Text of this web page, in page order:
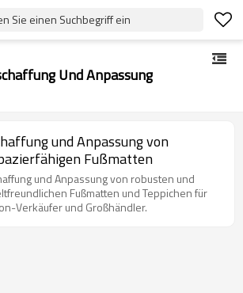
Sie einen Suchbegriff ein
Und Anpassung
und Anpassung von
Fußmatten
und Anpassung von robusten und
Fußmatten und Teppichen für
Verkäufer und Großhändler.